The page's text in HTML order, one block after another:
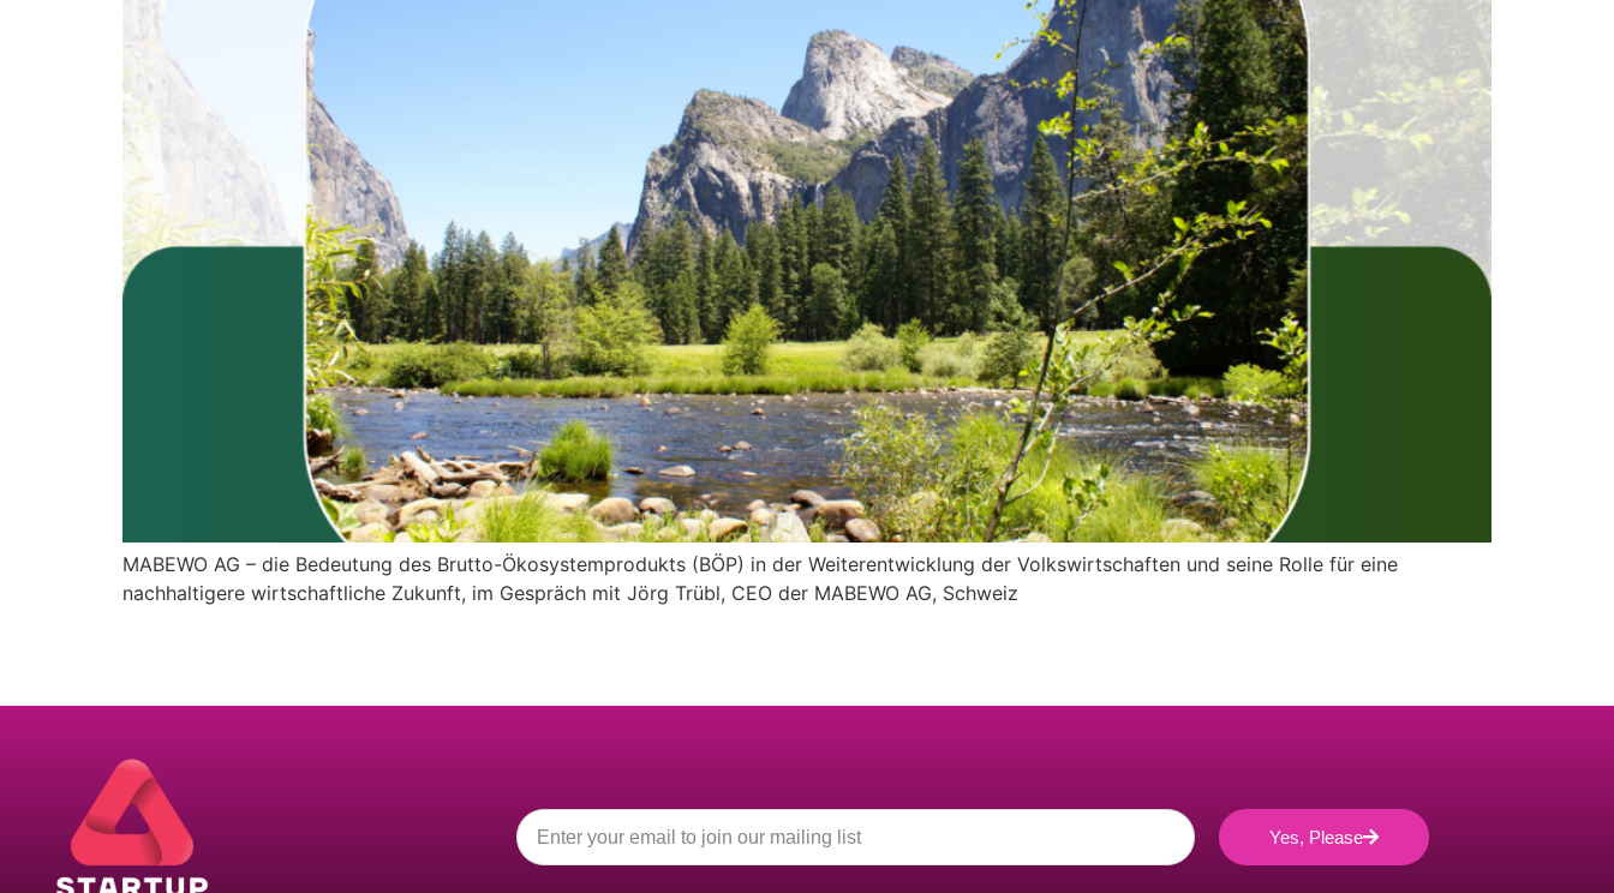
MABEWO AG – die Bedeutung des Brutto-Ökosystemprodukts (BÖP) in der Weiterentwicklung der Volkswirtschaften und seine Rolle für eine
nachhaltigere wirtschaftliche Zukunft, im Gespräch mit Jörg Trübl, CEO der MABEWO AG, Schweiz
Yes, Please